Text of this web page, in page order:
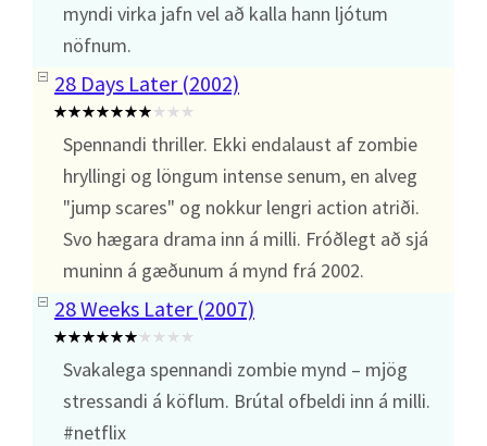
myndi virka jafn vel að kalla hann ljótum
nöfnum.
28 Days Later (2002)
Spennandi thriller. Ekki endalaust af zombie
hryllingi og löngum intense senum, en alveg
"jump scares" og nokkur lengri action atriði.
Svo hægara drama inn á milli. Fróðlegt að sjá
muninn á gæðunum á mynd frá 2002.
28 Weeks Later (2007)
Svakalega spennandi zombie mynd – mjög
stressandi á köflum. Brútal ofbeldi inn á milli.
#netflix